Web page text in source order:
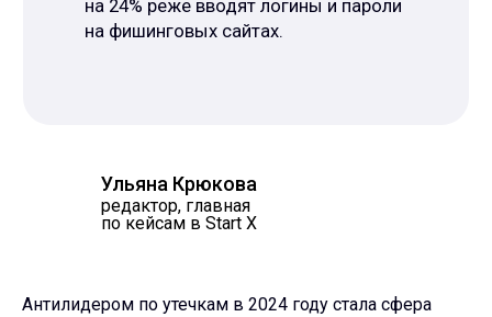
редактор, главная
по кейсам в Start X
Ульяна Крюкова
Антилидером по утечкам в 2024 году стала сфера